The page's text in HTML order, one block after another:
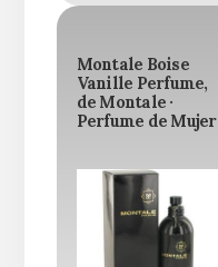
Montale Boise
Vanille Perfume,
de Montale ·
Perfume de Mujer